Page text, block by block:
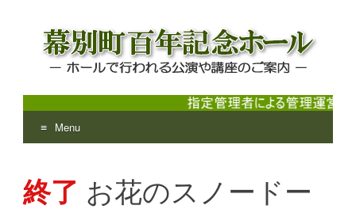
幕別町百年記念ホール
ホールで行われる公演や講座のご案内
Menu
content
終了 お花のスノードー